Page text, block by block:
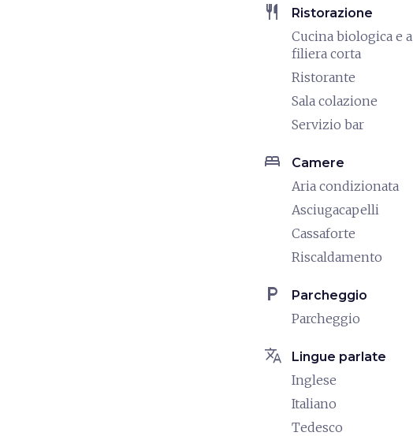
restaurant Ristorazione
Cucina biologica e a
filiera corta
Ristorante
Sala colazione
Servizio bar
bed Camere
Aria condizionata
Asciugacapelli
Cassaforte
Riscaldamento
local_parking Parcheggio
Parcheggio
translate Lingue parlate
Inglese
Italiano
Tedesco